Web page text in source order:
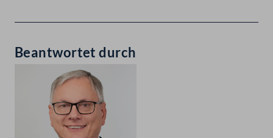
Beantwortet durch